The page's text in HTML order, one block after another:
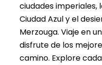
ciudades imperiales,
Ciudad Azul y el
Merzouga. Viaje en
disfrute de los
camino. Explore